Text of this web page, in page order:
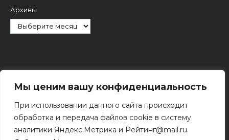
Мы ценим вашу конфиденциальность
При использовании данного сайта происходит
обработка и передача файлов cookie в систему
аналитики Яндекс.Метрика и Рейтинг@mail.ru.
Архивы